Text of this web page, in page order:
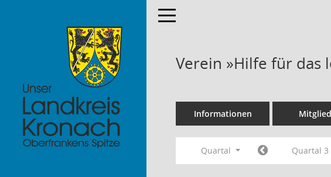
Toggle navigation
Verein »Hilfe für das
Informationen
Quartal Quartal 3